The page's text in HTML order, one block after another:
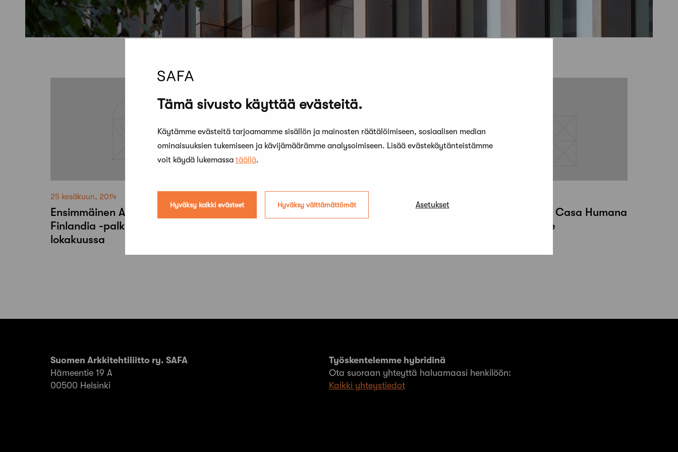
Tämä sivusto käyttää evästeitä.
Käytämme evästeitä tarjoamamme sisällön ja mainosten räätälöimiseen, sosiaalisen median
ominaisuuksien tukemiseen ja kävijämäärämme analysoimiseen. Lisää evästekäytänteistämme
voit käydä lukemassa täällä.
Hyväksy kaikki evästeet Hyväksy välttämättömät Asetukset
25 kesäkuun, 2014
Ensimmäinen Arkkitehtuurin
Finlandia -palkinto jaetaan
lokakuussa
SUOMEN ARKKITEHTUURIA.
Asuntomessut myönsi Casa Humana
-palkinnon oululaiselle
Suomen Arkkitehtiliitto ry. SAFA
Hämeentie 19 A
00500 Helsinki
Työskentelemme hybridinä
Ota suoraan yhteyttä haluamaasi henkilöön:
Kaikki yhteystiedot